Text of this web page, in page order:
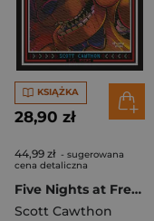
KSIĄŻKA
28,90 zł
44,99 zł - sugerowana
cena detaliczna
Five Nights at Freddy's. Książka interaktywna #1. Tydzień wcześniej
Scott Cawthon